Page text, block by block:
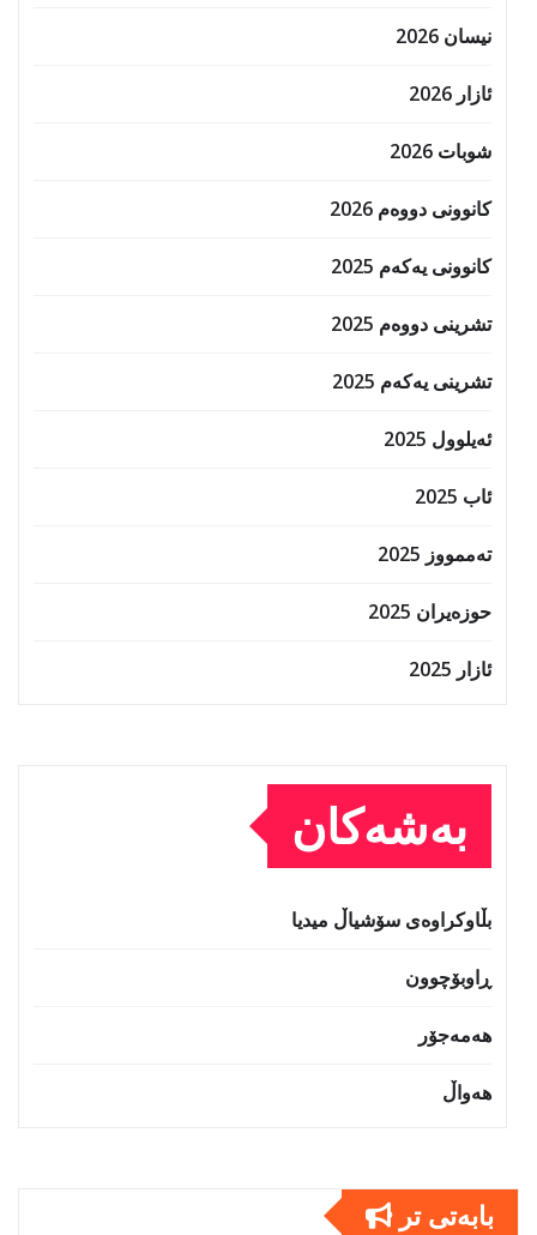
نیسان 2026
ئازار 2026
شوبات 2026
کانوونی دووەم 2026
کانوونی یەکەم 2025
تشرینی دووەم 2025
تشرینی یەکەم 2025
ئەیلوول 2025
ئاب 2025
تەممووز 2025
حوزه‌یران 2025
ئازار 2025
بەشەکان
بڵاوکراوەی سۆشیاڵ میدیا
ڕاوبۆچوون
هەمەجۆر
هەواڵ
بابەتى تر